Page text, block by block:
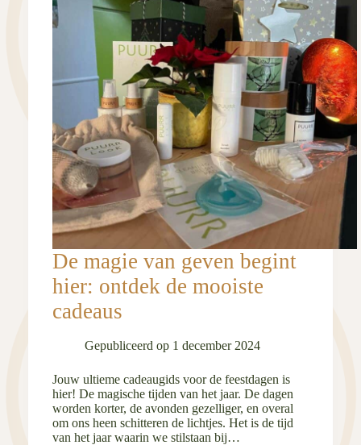
De magie van geven begint
hier: ontdek de mooiste
cadeaus
Gepubliceerd op 1 december 2024
Jouw ultieme cadeaugids voor de feestdagen is
hier! De magische tijden van het jaar. De dagen
worden korter, de avonden gezelliger, en overal
om ons heen schitteren de lichtjes. Het is de tijd
van het jaar waarin we stilstaan bij…